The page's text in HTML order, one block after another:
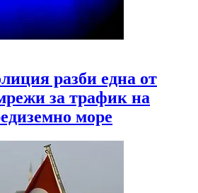
разби една от
за трафик на
море